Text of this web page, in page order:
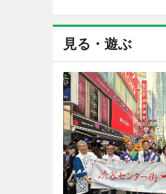
見る・遊ぶ